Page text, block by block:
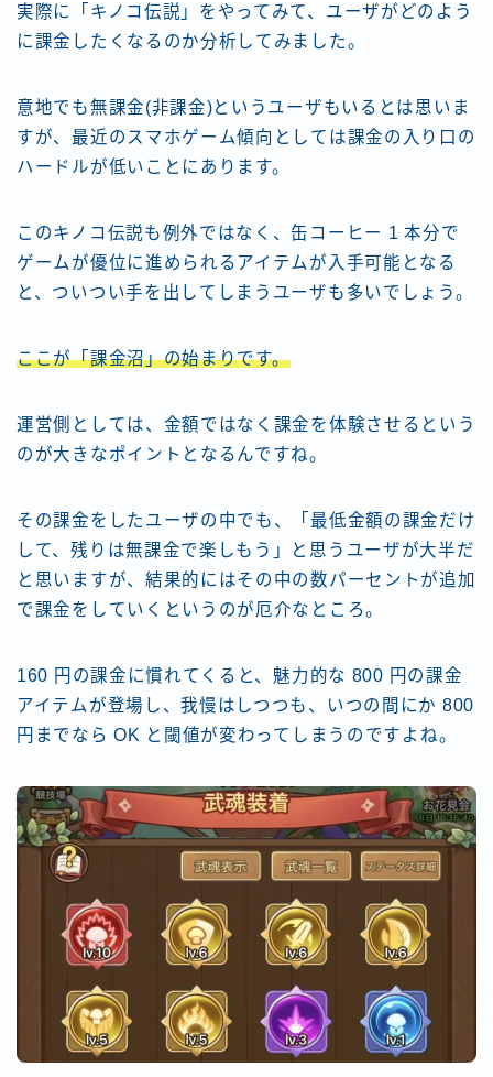
実際に「キノコ伝説」をやってみて、ユーザがどのよう
に課金したくなるのか分析してみました。
意地でも無課金(非課金)というユーザもいるとは思いま
すが、最近のスマホゲーム傾向としては課金の入り口の
ハードルが低いことにあります。
このキノコ伝説も例外ではなく、缶コーヒー 1 本分で
ゲームが優位に進められるアイテムが入手可能となる
と、ついつい手を出してしまうユーザも多いでしょう。
ここが「課金沼」の始まりです。
運営側としては、金額ではなく課金を体験させるという
のが大きなポイントとなるんですね。
その課金をしたユーザの中でも、「最低金額の課金だけ
して、残りは無課金で楽しもう」と思うユーザが大半だ
と思いますが、結果的にはその中の数パーセントが追加
で課金をしていくというのが厄介なところ。
160 円の課金に慣れてくると、魅力的な 800 円の課金
アイテムが登場し、我慢はしつつも、いつの間にか 800
円までなら OK と閾値が変わってしまうのですよね。